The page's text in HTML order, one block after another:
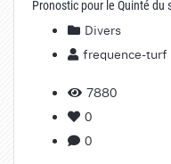
Pronostic pour le Quinté du
Divers
frequence-turf
7880
0
0